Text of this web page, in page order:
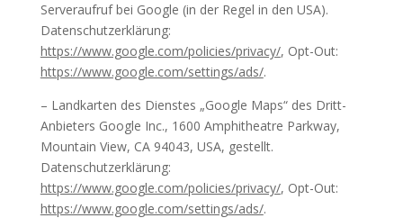
Serveraufruf bei Google (in der Regel in den USA).
Datenschutzerklärung:
https://www.google.com/policies/privacy/, Opt-Out:
https://www.google.com/settings/ads/.
– Landkarten des Dienstes „Google Maps“ des Dritt-
Anbieters Google Inc., 1600 Amphitheatre Parkway,
Mountain View, CA 94043, USA, gestellt.
Datenschutzerklärung:
https://www.google.com/policies/privacy/, Opt-Out:
https://www.google.com/settings/ads/.